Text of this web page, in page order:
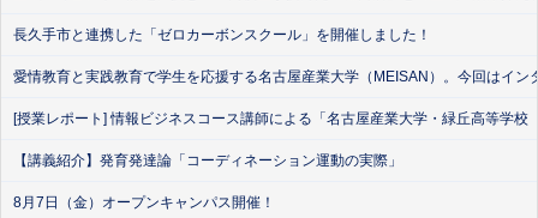
長久手市と連携した「ゼロカーボンスクール」を開催しました！
愛情教育と実践教育で学生を応援する名古屋産業大学（MEISAN）。今回はイ
[授業レポート] 情報ビジネスコース講師による「名古屋産業大学・緑丘高等学
【講義紹介】発育発達論「コーディネーション運動の実際」
8月7日（金）オープンキャンパス開催！